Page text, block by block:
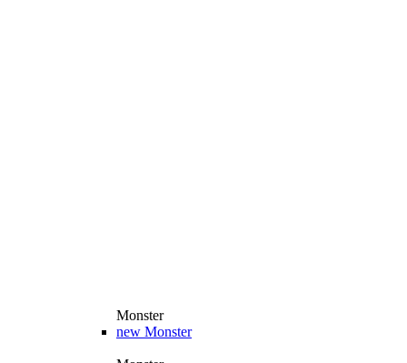
Monster
new Monster